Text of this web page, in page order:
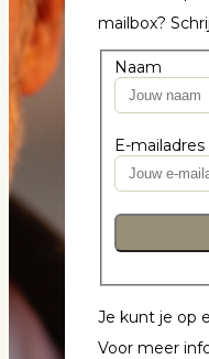
mailbox?
Naam
E-mailadres
Je kunt je op
Voor meer